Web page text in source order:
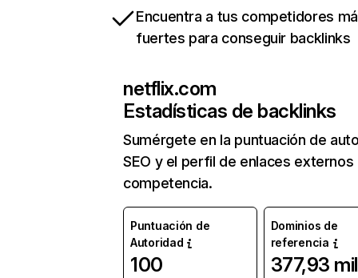
Encuentra a tus competidores
fuertes para conseguir backlinks
netflix.com
Estadísticas de backlinks
Sumérgete en la puntuación de
SEO y el perfil de enlaces externos
competencia.
Puntuación de
Autoridad
100
Dominios de
referencia
377,93 mil